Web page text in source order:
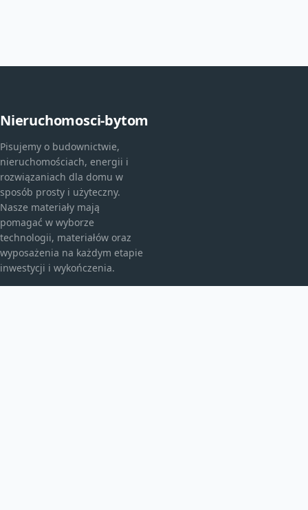
Nieruchomosci-bytom
Pisujemy o budownictwie,
nieruchomościach, energii i
rozwiązaniach dla domu w
sposób prosty i użyteczny.
Nasze materiały mają
pomagać w wyborze
technologii, materiałów oraz
wyposażenia na każdym etapie
inwestycji i wykończenia.